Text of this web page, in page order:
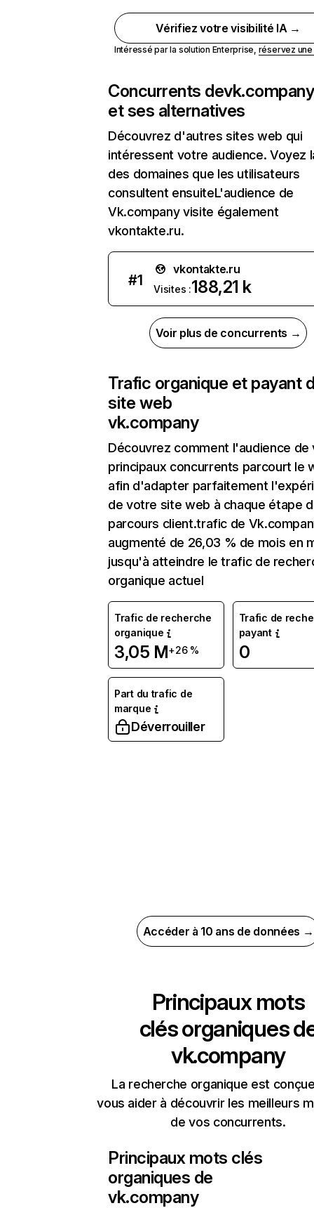
Vérifiez votre visibilité IA →
Intéressé par la solution Enterprise, réservez
Concurrents devk.company
et ses alternatives
Découvrez d'autres sites web qui
intéressent votre audience. Voyez
des domaines que les utilisateurs
consultent ensuiteL'audience de
Vk.company visite également
vkontakte.ru.
#1
vkontakte.ru
Visites :188,21 k
Voir plus de concurrents →
Trafic organique et payant
site web
vk.company
Découvrez comment l'audience de
principaux concurrents parcourt le
afin d'adapter parfaitement
de votre site web à chaque étape
parcours client.trafic de
augmenté de 26,03 % de mois en
jusqu'à atteindre le trafic de
organique actuel
Trafic de recherche
organique
3,05 M+26 %
Trafic de
payant
0
Part du trafic de
marque
Déverrouiller
Accéder à 10 ans de données →
Principaux mots
clés organiques
vk.company
La recherche organique est
vous aider à découvrir les meilleurs
de vos concurrents.
Principaux mots clés
organiques de
vk.company